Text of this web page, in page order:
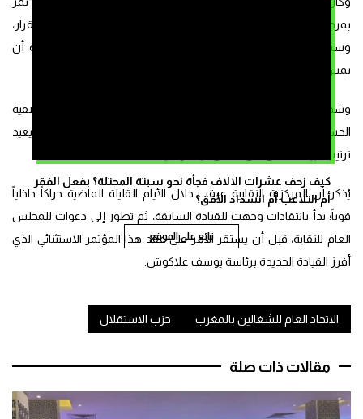
كيف زحف عشرات الالاف فجأة نحو سبتة المحتلة؟ بفعل الفقر
أم التلاعب أم انسداد الأفق؟
تابع على الموقع
بمرحلة دقيقة ومفصلية، تتطلب وضوحاً في الرؤية، وحزماً في القرار،
وسمواً في التعاطي مع الاختلاف”، وذلك لتفادي كل ما من شأنه أن
يمس بوحدة الاتحاد أو يزج به في مسارات “لا تخدم تاريخه ومستقبله”.
وشدد ميارة في موقفه على أن هذه المرحلة ليست مجالاً لتصفية
الحسابات أو تغليب المصالح الضيقة، بل هي لحظة لحسم مسؤول يعيد
ترتيب البيت الداخلي على أسس ديمقراطية.
يُذكر أن المركزية النقابية عرفت خلال الأيام القليلة الماضية حراكاً داخلياً
قوياً؛ بدأ بانتقادات وجهت للقيادة السابقة، ثم تطور إلى دعوات للمجلس
العام للنقابة، قبل أن يستقر الأمر على عقد هذا المؤتمر الاستثنائي الذي
أفرز القيادة الجديدة برئاسة يوسف علاكوش.
الاتحاد العام للشغالين بالمغرب حزب الاستقلال
مقالات ذات صلة